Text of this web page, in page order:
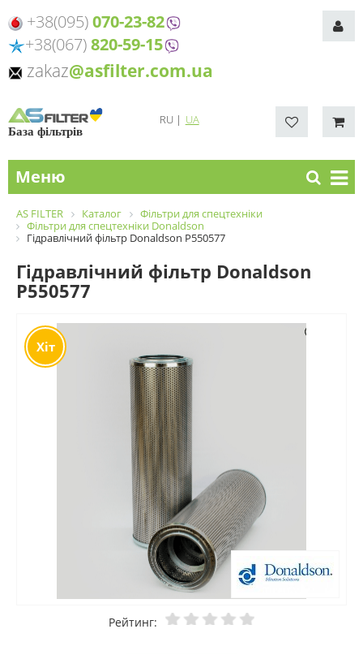
+38(095)070-23-82
+38(067)820-59-15
zakaz@asfilter.com.ua
База фільтрів
RU | UA
Меню
AS FILTER Каталог
Фільтри для спецтехніки
Фільтри для спецтехніки Donaldson
Гідравлічний фільтр Donaldson P550577
Гідравлічний фільтр Donaldson
P550577
Хіт
Рейтинг: